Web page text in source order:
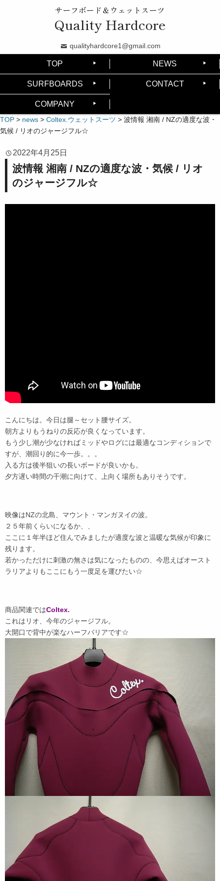
サーフボード＆ウェットスーツ
Quality Hardcore
qualityhardcore1@gmail.com
TOP NEWS
SURFBOARDS CONTACT
COMPANY
TOP > news > Coltex.ウェットスーツ > 波情報 湘南 / NZの適度な波・
気候 / リオのジャージフル☆
2022年4月25日
波情報 湘南 / NZの適度な波・気候 / リオ
のジャージフル☆
こんにちは。今日は腿～セット腰サイズ。
朝方よりもうねりの反応が良くなっています。
もう少し潮が少なければミッドやログには最適なコンディションで
すが、潮回り的に今一歩。。。
入る方は後半狙いの長いボードが良いかも。
夕方遅い時間の干潮に向けて、上向く場所もありそうです。
映像はNZの北島、マウント・マンガヌイの波。
２５年前くらいになるか、、
ここに１年半ほど住んでみましたが適度な波と温暖な気候が印象に
残ります。
若かっただけに刺激の無さは気になったものの、今思えばオースト
ラリアよりもここにもう一度足を運びたい☆
商品関連ではColtex.
これはリオ、今年のジャージフル。
大開口で背中が楽なハーフバリアです☆